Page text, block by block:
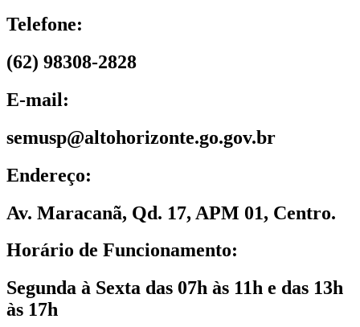
Telefone:
(62) 98308-2828
E-mail:
semusp@altohorizonte.go.gov.br
Endereço:
Av. Maracanã, Qd. 17, APM 01, Centro.
Horário de Funcionamento:
Segunda à Sexta das 07h às 11h e das 13h
às 17h